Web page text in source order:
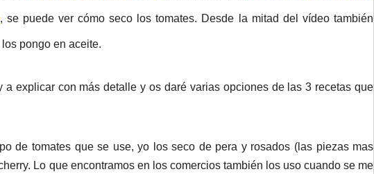
, se puede ver cómo seco los tomates. Desde la mitad del vídeo también
pongo en aceite.
a explicar con más detalle y os daré varias opciones de las 3 recetas que
de tomates que se use, yo los seco de pera y rosados (las piezas mas
Lo que encontramos en los comercios también los uso cuando se me